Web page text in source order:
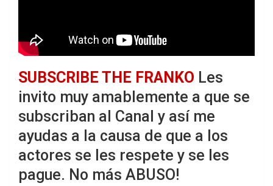
SUBSCRIBE THE FRANKO Les
invito muy amablemente a que se
subscriban al Canal y así me
ayudas a la causa de que a los
actores se les respete y se les
pague. No más ABUSO!